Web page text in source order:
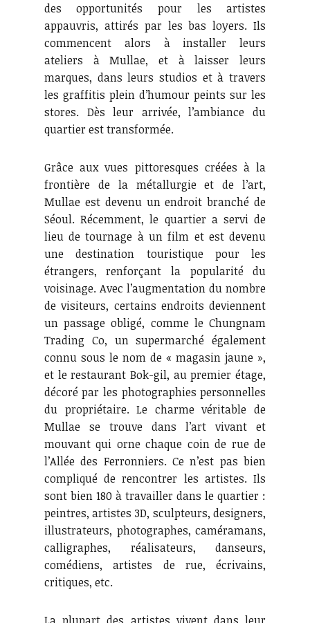
des opportunités pour les artistes
appauvris, attirés par les bas loyers. Ils
commencent alors à installer leurs
ateliers à Mullae, et à laisser leurs
marques, dans leurs studios et à travers
les graffitis plein d’humour peints sur les
stores. Dès leur arrivée, l’ambiance du
quartier est transformée.
Grâce aux vues pittoresques créées à la
frontière de la métallurgie et de l’art,
Mullae est devenu un endroit branché de
Séoul. Récemment, le quartier a servi de
lieu de tournage à un film et est devenu
une destination touristique pour les
étrangers, renforçant la popularité du
voisinage. Avec l’augmentation du nombre
de visiteurs, certains endroits deviennent
un passage obligé, comme le Chungnam
Trading Co, un supermarché également
connu sous le nom de « magasin jaune »,
et le restaurant Bok-gil, au premier étage,
décoré par les photographies personnelles
du propriétaire. Le charme véritable de
Mullae se trouve dans l’art vivant et
mouvant qui orne chaque coin de rue de
l’Allée des Ferronniers. Ce n’est pas bien
compliqué de rencontrer les artistes. Ils
sont bien 180 à travailler dans le quartier :
peintres, artistes 3D, sculpteurs, designers,
illustrateurs, photographes, caméramans,
calligraphes, réalisateurs, danseurs,
comédiens, artistes de rue, écrivains,
critiques, etc.